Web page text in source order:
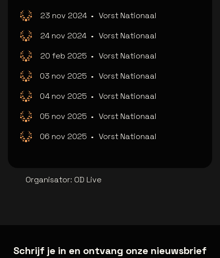
23 nov 2024 • Vorst Nationaal
24 nov 2024 • Vorst Nationaal
20 feb 2025 • Vorst Nationaal
03 nov 2025 • Vorst Nationaal
04 nov 2025 • Vorst Nationaal
05 nov 2025 • Vorst Nationaal
06 nov 2025 • Vorst Nationaal
Organisator: OD Live
Schrijf je in en ontvang onze nieuwsbrief